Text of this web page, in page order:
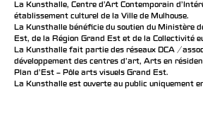
La Kunsthalle, Centre d’Art Contemporain
établissement culturel de la Ville de Mulhouse.
La Kunsthalle bénéficie du soutien du Ministère
Est, de la Région Grand Est et de la Collectivité
La Kunsthalle fait partie des réseaux DCA /
développement des centres d'art, Arts en
Plan d’Est – Pôle arts visuels Grand Est.
La Kunsthalle est ouverte au public uniquement